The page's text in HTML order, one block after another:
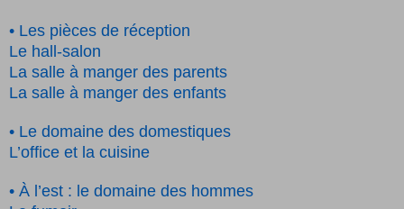
• Les pièces de réception
Le hall-salon
La salle à manger des parents
La salle à manger des enfants
• Le domaine des domestiques
L’office et la cuisine
• À l’est : le domaine des hommes